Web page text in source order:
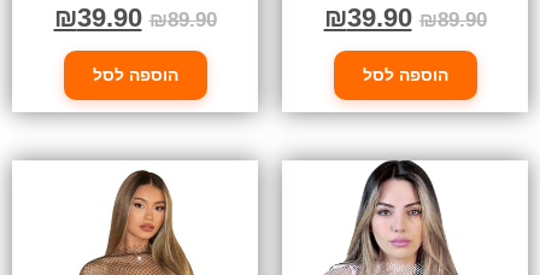
₪89.90
₪39.90
הוספה לסל
₪89.90
₪39.90
הוספה לסל